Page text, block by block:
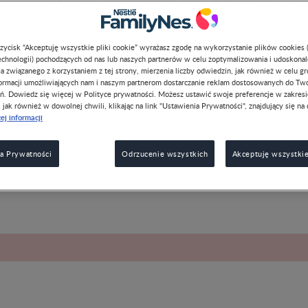
mamy zazwyczaj przyjmują położenie podłużne główkowe w
a34. tygodniem ciąży). Zdarzają się również takie sytuacje, że
porodem. Podczas ostatnich wizyt u ginekologa przed
oceni, w jaki sposób ułożyło się dziecko. Gdy płód jest
a w macicy jest dużo płynu owodniowego, maluszek
porodu.
“Akceptuję wszystkie pliki cookie” wyrażasz zgodę na wykorzystanie plików cookies
pochodzących od nas lub naszych partnerów w celu zoptymalizowania i
związanego z korzystaniem z tej strony, mierzenia liczby odwiedzin, jak również w celu
umożliwiających nam i naszym partnerom dostarczanie reklam dostosowanych do
Dowiedz się więcej w Polityce prywatności. Możesz ustawić swoje preferencje w
również w dowolnej chwili, klikając na link "Ustawienia Prywatności", znajdujący się na
informacji
Prywatności Odrzucenie wszystkich Akceptuję